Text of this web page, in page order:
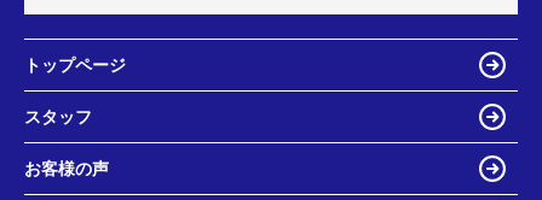
トップページ
スタッフ
お客様の声